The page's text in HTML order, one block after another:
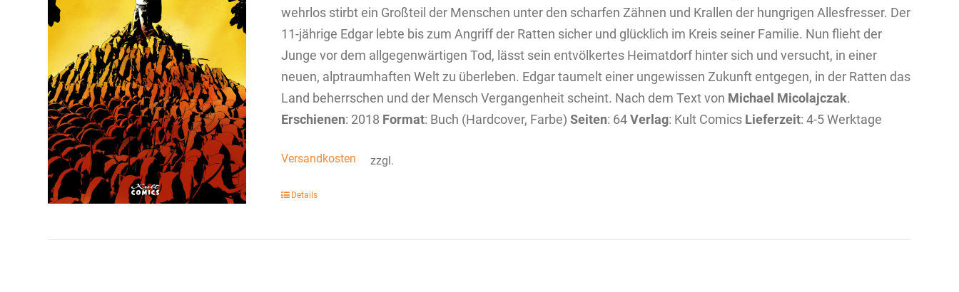
wehrlos stirbt ein Großteil der Menschen unter den scharfen Zähnen und Krallen der hungrigen Allesfresser. Der
11-jährige Edgar lebte bis zum Angriff der Ratten sicher und glücklich im Kreis seiner Familie. Nun flieht der
Junge vor dem allgegenwärtigen Tod, lässt sein entvölkertes Heimatdorf hinter sich und versucht, in einer
neuen, alptraumhaften Welt zu überleben. Edgar taumelt einer ungewissen Zukunft entgegen, in der Ratten das
Land beherrschen und der Mensch Vergangenheit scheint. Nach dem Text von Michael Micolajczak.
Erschienen: 2018 Format: Buch (Hardcover, Farbe) Seiten: 64Verlag: Kult Comics Lieferzeit: 4-5 Werktage
zzgl.
Versandkosten
Details